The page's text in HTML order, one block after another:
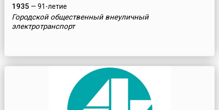
1935 — 91-летие
Городской общественный внеуличный
электротранспорт